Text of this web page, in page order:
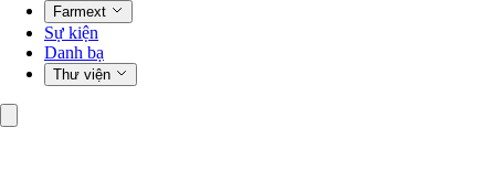
Farmext
Sự kiện
Danh bạ
Thư viện